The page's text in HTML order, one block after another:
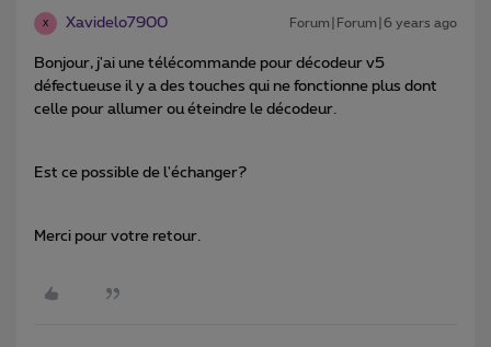
X Xavidelo7900 Forum|Forum|6 years ago
Bonjour, j'ai une télécommande pour décodeur v5
défectueuse il y a des touches qui ne fonctionne plus dont
celle pour allumer ou éteindre le décodeur.
Est ce possible de l'échanger?
Merci pour votre retour.